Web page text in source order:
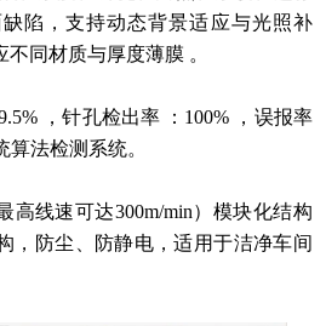
陷，支持动态背景适应与光照补
同材质与厚度薄膜 。
，针孔检出率 ：100% ，误报率
算法检测系统。
高线速可达300m/min）模块化结构
，防尘、防静电，适用于洁净车间